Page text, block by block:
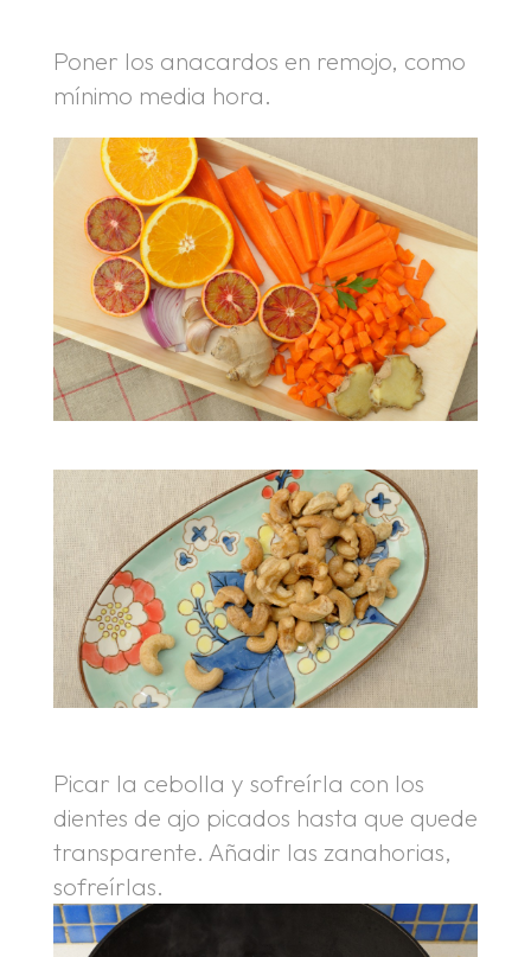
Poner los anacardos en remojo, como
mínimo media hora.
Picar la cebolla y sofreírla con los
dientes de ajo picados hasta que quede
transparente. Añadir las zanahorias,
sofreírlas.